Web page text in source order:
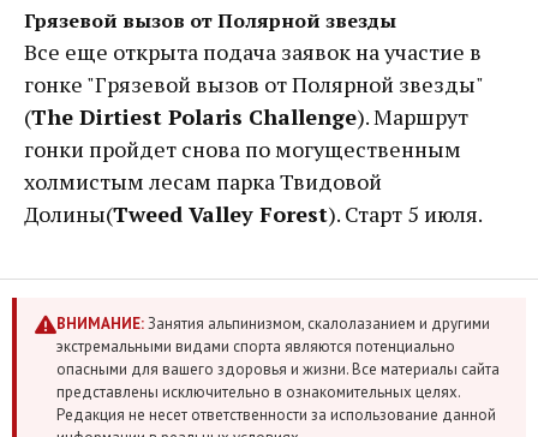
Грязевой вызов от Полярной звезды
Все еще открыта подача заявок на участие в
гонке "Грязевой вызов от Полярной звезды"
(The Dirtiest Polaris Challenge). Маршрут
гонки пройдет снова по могущественным
холмистым лесам парка Твидовой
Долины(Tweed Valley Forest). Старт 5 июля.
ВНИМАНИЕ:Занятия альпинизмом, скалолазанием и другими
экстремальными видами спорта являются потенциально
опасными для вашего здоровья и жизни. Все материалы сайта
представлены исключительно в ознакомительных целях.
Редакция не несет ответственности за использование данной